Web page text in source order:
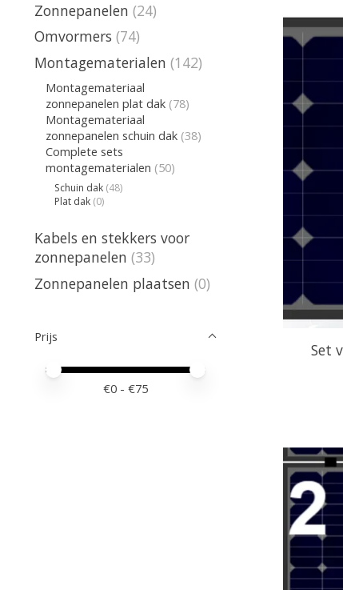
Zonnepanelen (24)
Omvormers (74)
Montagematerialen (142)
Montagemateriaal
zonnepanelen plat dak (78)
Montagemateriaal
zonnepanelen schuin dak (38)
Complete sets
montagematerialen (50)
Schuin dak (48)
Plat dak (0)
Kabels en stekkers voor
zonnepanelen (33)
Zonnepanelen plaatsen (0)
Prijs
Minimale prijswaarde
Price maximum value
€0 - €75
Set